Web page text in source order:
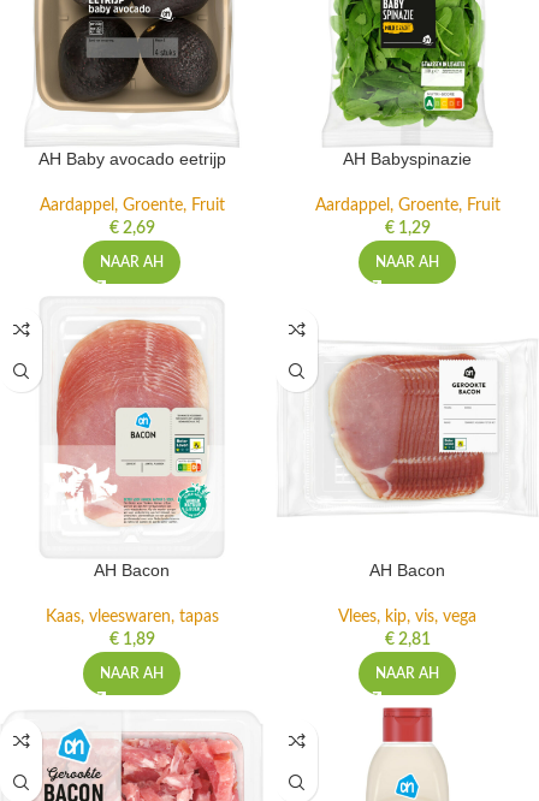
AH Baby avocado eetrijp
Aardappel, Groente, Fruit
€2,69
NAAR AH
AH Babyspinazie
Aardappel, Groente, Fruit
€1,29
NAAR AH
AH Bacon
Kaas, vleeswaren, tapas
€1,89
NAAR AH
AH Bacon
Vlees, kip, vis, vega
€2,81
NAAR AH